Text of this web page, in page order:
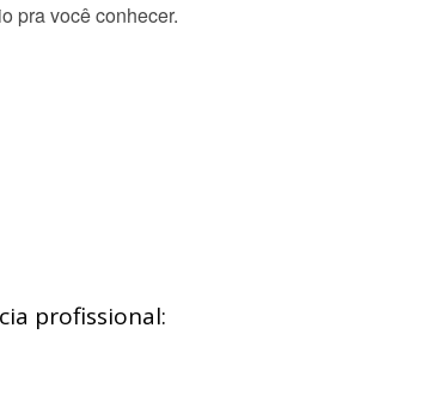
pra você conhecer.
profissional: